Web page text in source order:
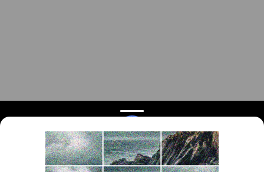
Поиск запчастей О проекте